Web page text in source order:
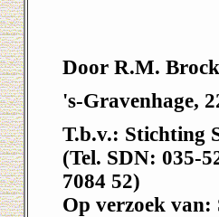
Door R.M.
's-Gravenhage,
T.b.v.: Stichting
(Tel. SDN: 035-
7084 52)
Op verzoek